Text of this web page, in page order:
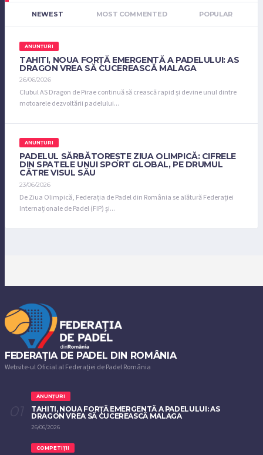
NEWEST MOST COMMENTED POPULAR
ANUNȚURI
TAHITI, NOUA FORȚĂ EMERGENTĂ A PADELULUI: AS
DRAGON VREA SĂ CUCEREASCĂ MALAGA
26/06/2026
Clubul AS Dragon de Pirae continuă să crească rapid și devine unul dintre
motoarele dezvoltării padelului...
ANUNȚURI
PADELUL SĂRBĂTOREȘTE ZIUA OLIMPICĂ: CIFRELE
DIN SPATELE UNUI SPORT GLOBAL, PE DRUMUL
CĂTRE VISUL SĂU
23/06/2026
De Ziua Olimpică, Federația de Padel din România se alătură Federației
Internaționale de Padel (FIP) și...
FEDERAȚIA DE PADEL DIN ROMÂNIA
Website-ul Oficial al Federației de Padel România
ANUNȚURI
TAHITI, NOUA FORȚĂ EMERGENTĂ A PADELULUI: AS
DRAGON VREA SĂ CUCEREASCĂ MALAGA
26/06/2026
COMPETIȚII